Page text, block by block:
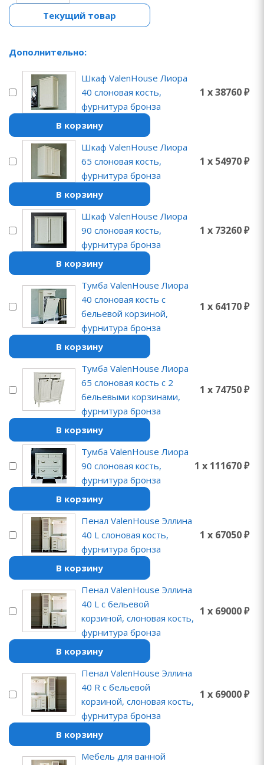
Текущий товар
Дополнительно:
Шкаф ValenHouse Лиора
40 слоновая кость,
фурнитура бронза
1 x 38760 ₽
В корзину
Шкаф ValenHouse Лиора
65 слоновая кость,
фурнитура бронза
1 x 54970 ₽
В корзину
Шкаф ValenHouse Лиора
90 слоновая кость,
фурнитура бронза
1 x 73260 ₽
В корзину
Тумба ValenHouse Лиора
40 слоновая кость с
бельевой корзиной,
фурнитура бронза
1 x 64170 ₽
В корзину
Тумба ValenHouse Лиора
65 слоновая кость с 2
бельевыми корзинами,
фурнитура бронза
1 x 74750 ₽
В корзину
Тумба ValenHouse Лиора
90 слоновая кость,
фурнитура бронза
1 x 111670 ₽
В корзину
Пенал ValenHouse Эллина
40 L слоновая кость,
фурнитура бронза
1 x 67050 ₽
В корзину
Пенал ValenHouse Эллина
40 L с бельевой
корзиной, слоновая кость,
фурнитура бронза
1 x 69000 ₽
В корзину
Пенал ValenHouse Эллина
40 R с бельевой
корзиной, слоновая кость,
фурнитура бронза
1 x 69000 ₽
В корзину
Мебель для ванной